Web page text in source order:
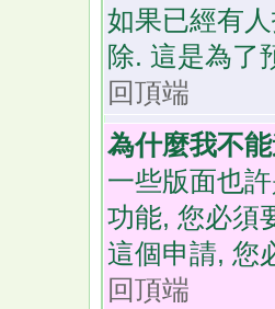
如果已經有
除. 這是為了
回頂端
為什麼我不
一些版面也
功能, 您必須
這個申請, 您
回頂端